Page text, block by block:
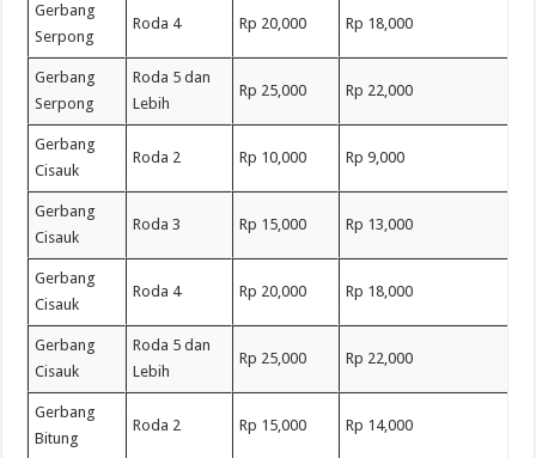
Gerbang
Serpong
Roda 4 Rp 20,000 Rp 18,000
Gerbang
Serpong
Roda 5 dan
Lebih
Rp 25,000 Rp 22,000
Gerbang
Cisauk
Roda 2 Rp 10,000 Rp 9,000
Gerbang
Cisauk
Roda 3 Rp 15,000 Rp 13,000
Gerbang
Cisauk
Roda 4 Rp 20,000 Rp 18,000
Gerbang
Cisauk
Roda 5 dan
Lebih
Rp 25,000 Rp 22,000
Gerbang
Bitung
Roda 2 Rp 15,000 Rp 14,000